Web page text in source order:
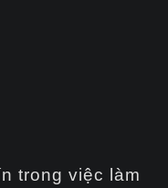
trong việc làm